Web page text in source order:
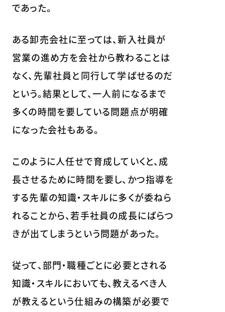
であった。
ある卸売会社に至っては、新入社員が
営業の進め方を会社から教わることは
なく、先輩社員と同行して学ばせるのだ
という。結果として、一人前になるまで
多くの時間を要している問題点が明確
になった会社もある。
このように人任せで育成していくと、成
長させるために時間を要し、かつ指導を
する先輩の知識・スキルに多くが委ねら
れることから、若手社員の成長にばらつ
きが出てしまうという問題があった。
従って、部門・職種ごとに必要とされる
知識・スキルにおいても、教えるべき人
が教えるという仕組みの構築が必要で